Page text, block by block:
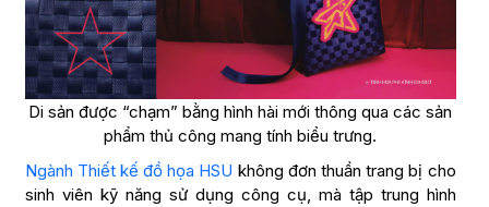
Di sản được “chạm” bằng hình hài mới thông qua các sản
phẩm thủ công mang tính biểu trưng.
Ngành Thiết kế đồ họa HSU không đơn thuần trang bị cho
sinh viên kỹ năng sử dụng công cụ, mà tập trung hình